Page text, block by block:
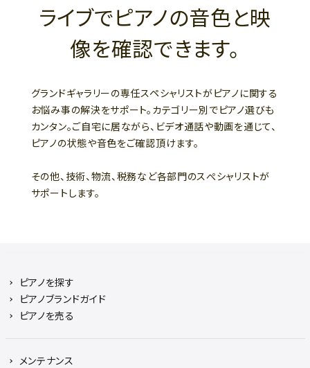
ライブでピアノの音色と映
像を確認できます。
グランドギャラリーの専任スペシャリストがピアノに関する
お悩み事の解決をサポート。カテゴリー別でピアノ選びも
カンタン。ご自宅に居ながら、ビデオ通話や動画を通じて、
ピアノの状態や音色をご確認頂けます。
その他、技術、物流、税務など各部門のスぺシャリストが
サポートします。
ピアノを探す
ピアノブランドガイド
ピアノを売る
メンテナンス